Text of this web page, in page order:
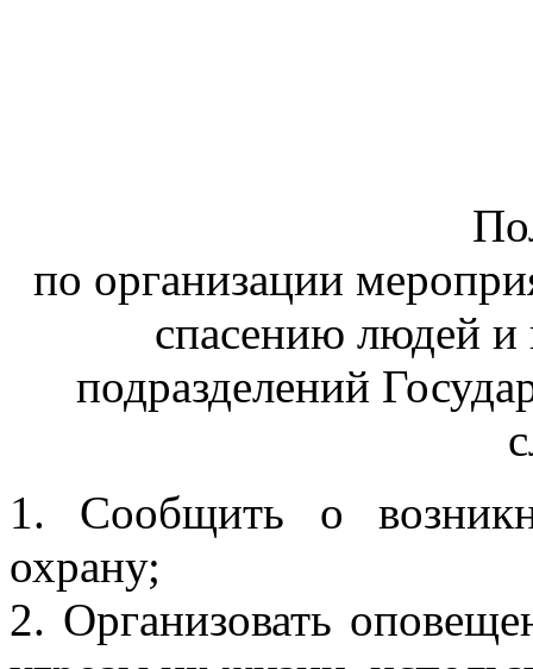
по организации
спасению людей
подразделений
1. Сообщить о
охрану;
2. Организовать